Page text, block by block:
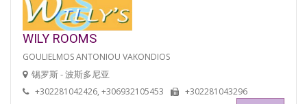
WILY ROOMS
GOULIELMOS ANTONIOU VAKONDIOS
锡罗斯 - 波斯多尼亚
+302281042426, +306932105453 +302281043296